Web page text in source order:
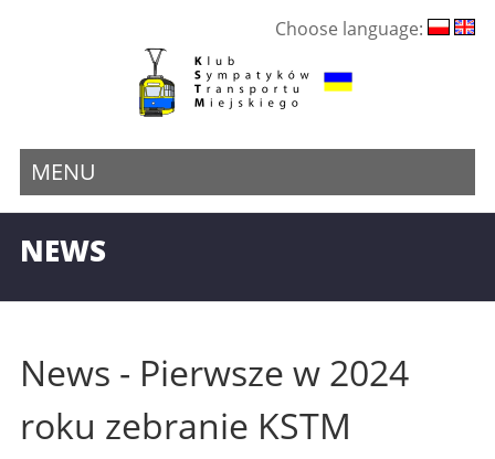
Choose language:
MENU
NEWS
News - Pierwsze w 2024
roku zebranie KSTM